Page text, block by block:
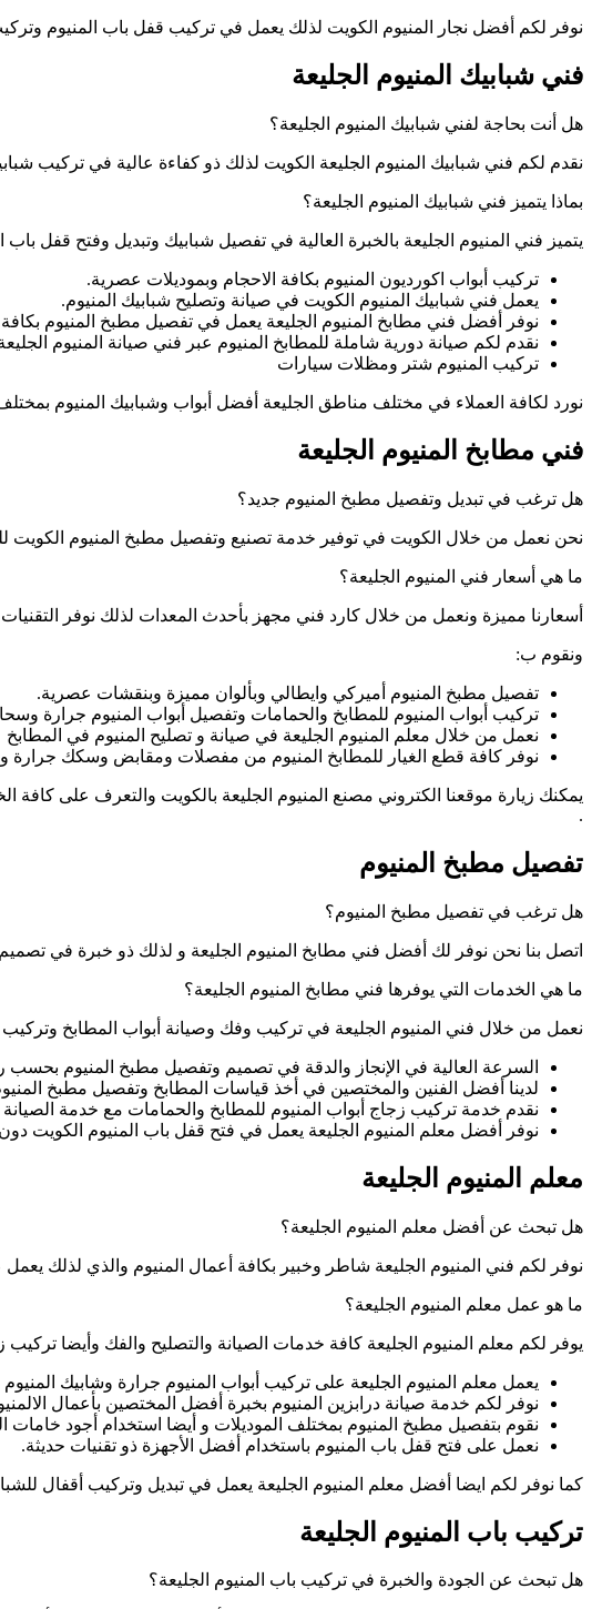
نوفر لكم أفضل نجار المنيوم الكويت لذلك يعمل في تركيب قفل باب المنيوم
فني شبابيك المنيوم الجليعة
هل أنت بحاجة لفني شبابيك المنيوم الجليعة؟
نقدم لكم فني شبابيك المنيوم الجليعة الكويت لذلك ذو كفاءة عالية في تركيب
بماذا يتميز فني شبابيك المنيوم الجليعة؟
يتميز فني المنيوم الجليعة بالخبرة العالية في تفصيل شبابيك وتبديل وفتح قفل
تركيب أبواب اكورديون المنيوم بكافة الاحجام وبموديلات عصرية.
يعمل فني شبابيك المنيوم الكويت في صيانة وتصليح شبابيك المنيوم.
نوفر أفضل فني مطابخ المنيوم الجليعة يعمل في تفصيل مطبخ المنيوم بكافة
نقدم لكم صيانة دورية شاملة للمطابخ المنيوم عبر فني صيانة المنيوم
تركيب المنيوم شتر ومظلات سيارات
نورد لكافة العملاء في مختلف مناطق الجليعة أفضل أبواب وشبابيك المنيوم
فني مطابخ المنيوم الجليعة
هل ترغب في تبديل وتفصيل مطبخ المنيوم جديد؟
نحن نعمل من خلال الكويت في توفير خدمة تصنيع وتفصيل مطبخ المنيوم الكويت
ما هي أسعار فني المنيوم الجليعة؟
أسعارنا مميزة ونعمل من خلال كارد فني مجهز بأحدث المعدات لذلك نوفر
ونقوم ب:
تفصيل مطبخ المنيوم أميركي وايطالي وبألوان مميزة وبنقشات عصرية.
تركيب أبواب المنيوم للمطابخ والحمامات وتفصيل أبواب المنيوم جرارة
نعمل من خلال معلم المنيوم الجليعة في صيانة و تصليح المنيوم في المطابخ
نوفر كافة قطع الغيار للمطابخ المنيوم من مفصلات ومقابض وسكك جرارة
يمكنك زيارة موقعنا الكتروني مصنع المنيوم الجليعة بالكويت والتعرف على كافة
.
تفصيل مطبخ المنيوم
هل ترغب في تفصيل مطبخ المنيوم؟
اتصل بنا نحن نوفر لك أفضل فني مطابخ المنيوم الجليعة و لذلك ذو خبرة في
ما هي الخدمات التي يوفرها فني مطابخ المنيوم الجليعة؟
نعمل من خلال فني المنيوم الجليعة في تركيب وفك وصيانة أبواب المطابخ
السرعة العالية في الإنجاز والدقة في تصميم وتفصيل مطبخ المنيوم بحسب
لدينا أفضل الفنين والمختصين في أخذ قياسات المطابخ وتفصيل مطبخ
نقدم خدمة تركيب زجاج أبواب المنيوم للمطابخ والحمامات مع خدمة
نوفر أفضل معلم المنيوم الجليعة يعمل في فتح قفل باب المنيوم الكويت
معلم المنيوم الجليعة
هل تبحث عن أفضل معلم المنيوم الجليعة؟
نوفر لكم فني المنيوم الجليعة شاطر وخبير بكافة أعمال المنيوم والذي لذلك يعمل
ما هو عمل معلم المنيوم الجليعة؟
يوفر لكم معلم المنيوم الجليعة كافة خدمات الصيانة والتصليح والفك وأيضا
يعمل معلم المنيوم الجليعة على تركيب أبواب المنيوم جرارة وشابيك
نوفر لكم خدمة صيانة درابزين المنيوم بخبرة أفضل المختصين بأعمال
نقوم بتفصيل مطبخ المنيوم بمختلف الموديلات و أيضا استخدام أجود خامات
نعمل على فتح قفل باب المنيوم باستخدام أفضل الأجهزة ذو تقنيات حديثة.
كما نوفر لكم ايضا أفضل معلم المنيوم الجليعة يعمل في تبديل وتركيب أقفال
تركيب باب المنيوم الجليعة
هل تبحث عن الجودة والخبرة في تركيب باب المنيوم الجليعة؟